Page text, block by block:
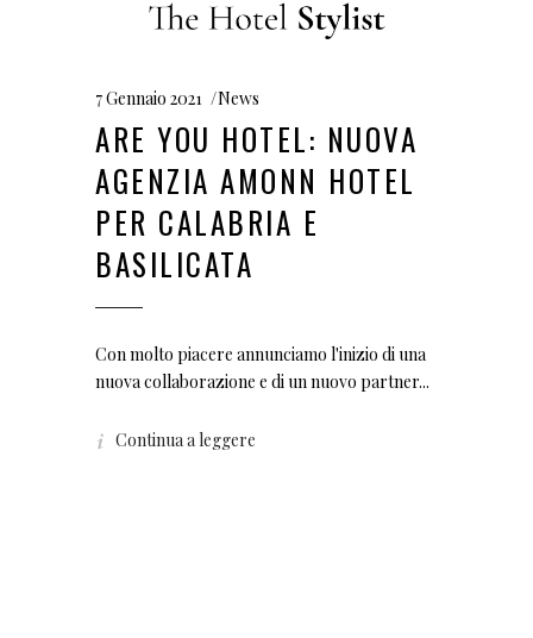
7 Gennaio 2021 News
ARE YOU HOTEL: NUOVA
AGENZIA AMONN HOTEL
PER CALABRIA E
BASILICATA
Con molto piacere annunciamo l'inizio di una
nuova collaborazione e di un nuovo partner
Continua a leggere